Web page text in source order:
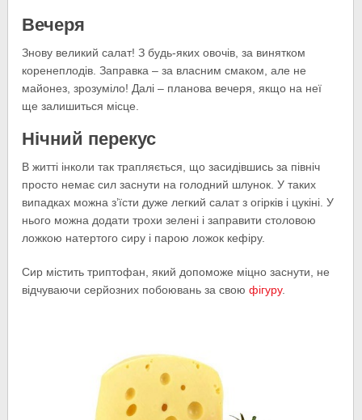
Вечеря
Знову великий салат! З будь-яких овочів, за винятком
коренеплодів. Заправка – за власним смаком, але не
майонез, зрозуміло! Далі – планова вечеря, якщо на неї
ще залишиться місце.
Нічний перекус
В житті інколи так трапляється, що засидівшись за північ
просто немає сил заснути на голодний шлунок. У таких
випадках можна з’їсти дуже легкий салат з огірків і цукіні. У
нього можна додати трохи зелені і заправити столовою
ложкою натертого сиру і парою ложок кефіру.
Сир містить триптофан, який допоможе міцно заснути, не
відчуваючи серйозних побоювань за своюфігуру.